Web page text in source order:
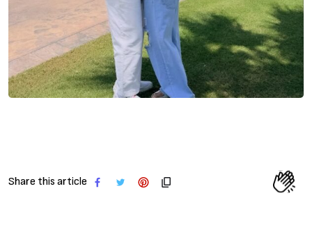
Share this article